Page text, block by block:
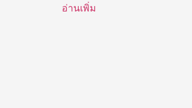
อ่านเพิ่ม